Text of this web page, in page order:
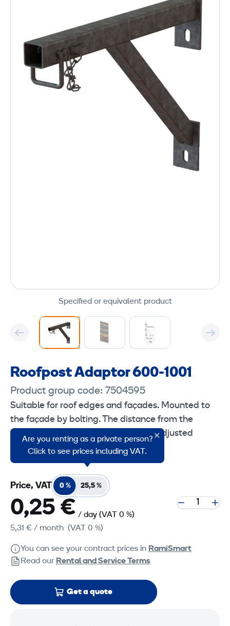
Specified or equivalent product
Roofpost Adaptor 600-1001
Product group code: 7504595
Suitable for roof edges and façades. Mounted to
the façade by bolting. The distance from the
guardrail to the wall surface can be adjusted
between 600 and 1000 mm.
Are you renting as a private person?
Click to see prices including VAT.
Price, VAT 0 % 25,5 %
0,25 € / day (VAT 0 %)
5,31 € / month (VAT 0 %)
You can see your contract prices in RamiSmart
Read our Rental and Service Terms
Get a quote